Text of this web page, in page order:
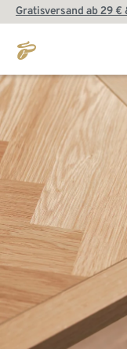
Gratisversand ab 29 €